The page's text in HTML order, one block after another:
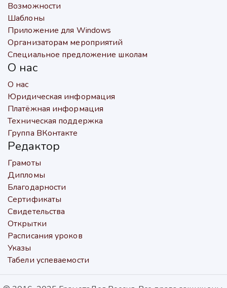
Возможности
Шаблоны
Приложение для Windows
Организаторам мероприятий
Специальное предложение школам
О нас
О нас
Юридическая информация
Платёжная информация
Техническая поддержка
Группа ВКонтакте
Редактор
Грамоты
Дипломы
Благодарности
Сертификаты
Свидетельства
Открытки
Расписания уроков
Указы
Табели успеваемости